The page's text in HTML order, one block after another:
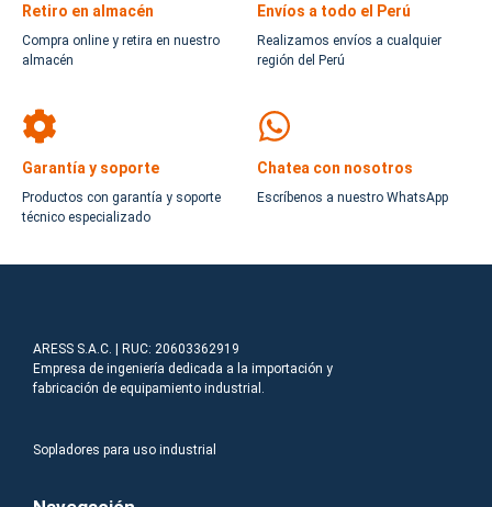
Retiro en almacén
Compra online y retira en nuestro
almacén
Envíos a todo el Perú
Realizamos envíos a cualquier
región del Perú
Garantía y soporte
Productos con garantía y soporte
técnico especializado
Chatea con nosotros
Escríbenos a nuestro WhatsApp
ARESS S.A.C. | RUC: 20603362919
Empresa de ingeniería dedicada a la importación y
fabricación de equipamiento industrial.
Sopladores para uso industrial